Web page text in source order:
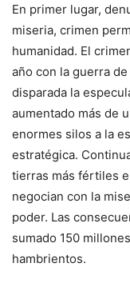
En primer lugar,
miseria, crimen
humanidad. El
año con la guerra
disparada la
aumentado más de
enormes silos a la
estratégica.
tierras más fértiles
negocian con la
poder. Las
sumado 150
hambrientos.